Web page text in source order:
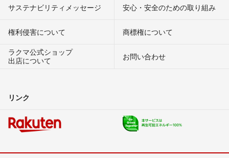
サステナビリティメッセージ 安心・安全のための取り組み
権利侵害について
商標権について
ラクマ公式ショップ
出店について
お問い合わせ
リンク